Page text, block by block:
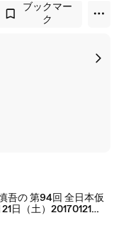
ブックマー
ク
吾の 第94回 全日本仮
21日（土）20170121